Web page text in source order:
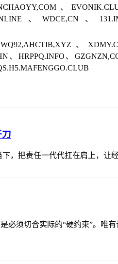
、
、WDCE,CN、
、
、HRPPQ.INFO、
，把责任一代代扛在肩上，让
须切合实际的“硬约束”。唯